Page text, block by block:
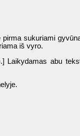
sukuriami
iš vyro.
Laikydamas abu